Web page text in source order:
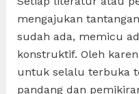
mengajukan
sudah ada, memicu
konstruktif. Oleh
untuk selalu terbuka
pandang dan